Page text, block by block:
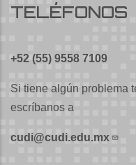
TELÉFONOS
+52 (55) 9558 7109
Si tiene algún problema
escríbanos a
cudi@cudi.edu.mx